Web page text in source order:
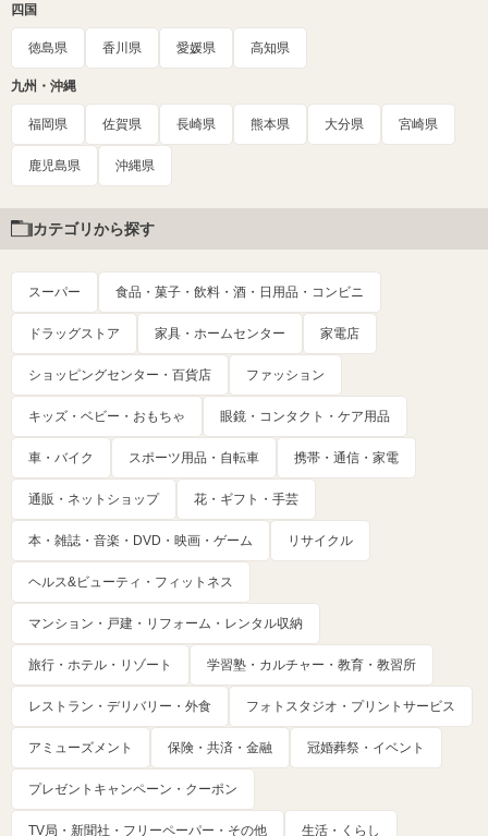
四国
徳島県 香川県 愛媛県 高知県
九州・沖縄
福岡県 佐賀県 長崎県 熊本県 大分県 宮崎県
鹿児島県 沖縄県
カテゴリから探す
スーパー 食品・菓子・飲料・酒・日用品・コンビニ
ドラッグストア 家具・ホームセンター 家電店
ショッピングセンター・百貨店 ファッション
キッズ・ベビー・おもちゃ 眼鏡・コンタクト・ケア用品
車・バイク スポーツ用品・自転車 携帯・通信・家電
通販・ネットショップ 花・ギフト・手芸
本・雑誌・音楽・DVD・映画・ゲーム リサイクル
ヘルス&ビューティ・フィットネス
マンション・戸建・リフォーム・レンタル収納
旅行・ホテル・リゾート 学習塾・カルチャー・教育・教習所
レストラン・デリバリー・外食 フォトスタジオ・プリントサービス
アミューズメント 保険・共済・金融 冠婚葬祭・イベント
プレゼントキャンペーン・クーポン
TV局・新聞社・フリーペーパー・その他 生活・くらし